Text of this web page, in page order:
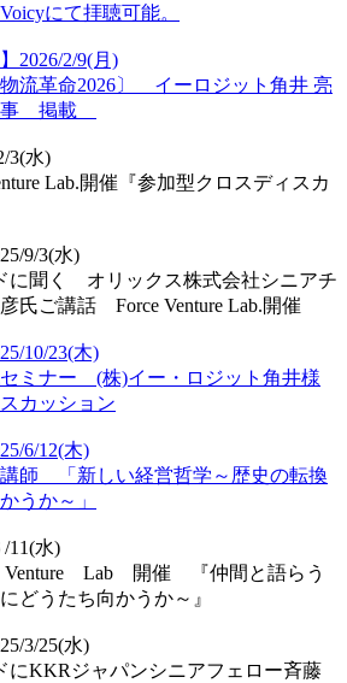
にて拝聴可能。
2026/2/9(月)
流革命2026〕 イーロジット角井 亮
事 掲載
3(水)
Lab.開催『参加型クロスディスカ
9/3(水)
に聞く オリックス株式会社シニアチ
氏ご講話 Force Venture Lab.開催
10/23(木)
ミナー (株)イー・ロジット角井様
カッション
6/12(木)
師 「新しい経営哲学～歴史の転換
うか～」
/11(水)
Lab 開催 『仲間と語らう
どうたち向かうか～』
3/25(水)
にKKRジャパンシニアフェロー斉藤